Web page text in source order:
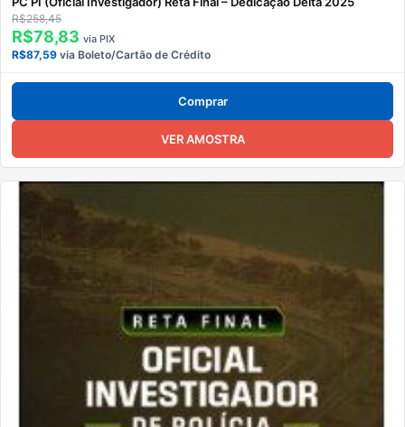
R$258,45
R$78,83 via PIX
R$87,59 via Boleto/Cartão de Crédito
Comprar
VER AMOSTRA